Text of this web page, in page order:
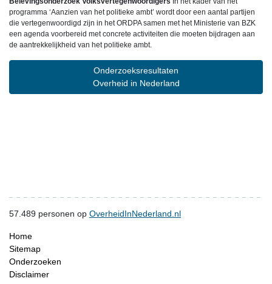
programma ‘Aanzien van het politieke ambt’ wordt door een aantal partijen
die vertegenwoordigd zijn in het ORDPA samen met het Ministerie van BZK
een agenda voorbereid met concrete activiteiten die moeten bijdragen aan
de aantrekkelijkheid van het politieke ambt.
Onderzoeksresultaten
Overheid in Nederland
57.489 personen op OverheidInNederland.nl
Home
Sitemap
Onderzoeken
Disclaimer